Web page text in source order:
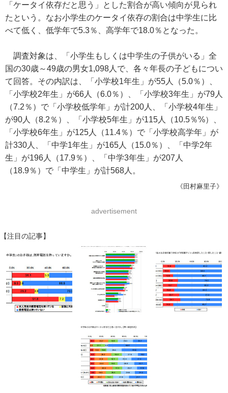
「ケータイ依存だと思う」とした割合が高い傾向が見られ
たという。なお小学生のケータイ依存の割合は中学生に比
べて低く、低学年で5.3％、高学年で18.0％となった。
調査対象は、「小学生もしくは中学生の子供がいる」全
国の30歳～49歳の男女1,098人で、各々年長の子どもについ
て回答。その内訳は、「小学校1年生」が55人（5.0％）、
「小学校2年生」が66人（6.0％）、「小学校3年生」が79人
（7.2％）で「小学校低学年」が計200人、「小学校4年生」
が90人（8.2％）、「小学校5年生」が115人（10.5％%）、
「小学校6年生」が125人（11.4％）で「小学校高学年」が
計330人、「中学1年生」が165人（15.0％）、「中学2年
生」が196人（17.9％）、「中学3年生」が207人
（18.9％）で「中学生」が計568人。
《田村麻里子》
advertisement
【注目の記事】